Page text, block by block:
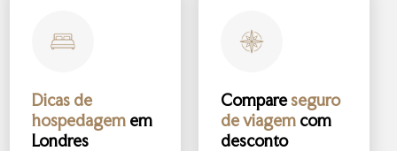
Dicas de
hospedagem em
Londres
Compareseguro
de viagem com
desconto